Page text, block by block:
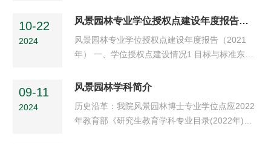
园林专业学位分为风景园林规划与设计、寒地园
林观赏植物种质资源收...
士专业学位招生资格单位。风景园林硕士专业学
格为背景，综合运用科学和人文、技术和艺术手
段，以协调人与自然之间的关系为宗旨，研究人
园林专业学位分为风景园林规划与设计、寒地园
林观赏植物种质资源收...
10-22
2024
风景园林专业学位授权点建设年度报告（2021）
风景园林专业学位授权点建设年度报告（2021
年） 一、学位授权点建设情况1 目标与标准东北
士专业学位招生资格单位。风景园林硕士专业学
格为背景，综合运用科学和人文、技术和艺术手
段，以协调人与自然之间的关系为宗旨，研究人
09-11
2024
风景园林学科简介
​历史沿革：我院风景园林博士专业学位点应2022
年教育部《研究生教育学科专业目录(2022年)》